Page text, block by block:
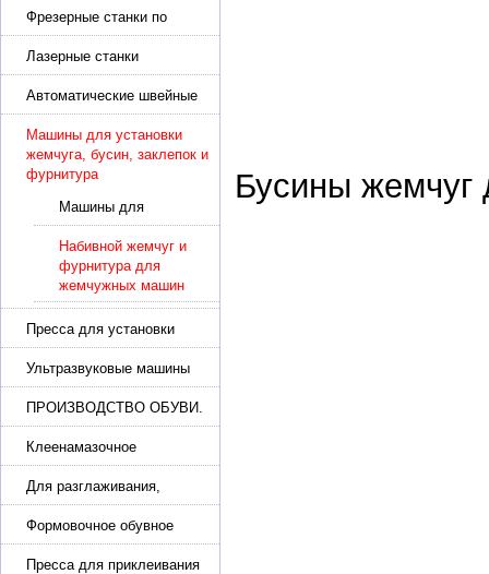
Фрезерные станки по
металлу
Лазерные станки
Автоматические швейные
машины с программным
управлением
Машины для установки
жемчуга, бусин, заклепок и
фурнитура
Машины для
установки жемчуга,
шипов и заклепок
Набивной жемчуг и
фурнитура для
жемчужных машин
Пресса для установки
фурнитуры: блочка,
люверсы, петля
Ультразвуковые машины
для сварки
ПРОИЗВОДСТВО ОБУВИ.
Машины для изготовления
обуви
Клеенамазочное
оборудование и активаторы
клея
Для разглаживания,
разбивания и герметизации
шва
Формовочное обувное
оборудование
Пресса для приклеивания
Бусины